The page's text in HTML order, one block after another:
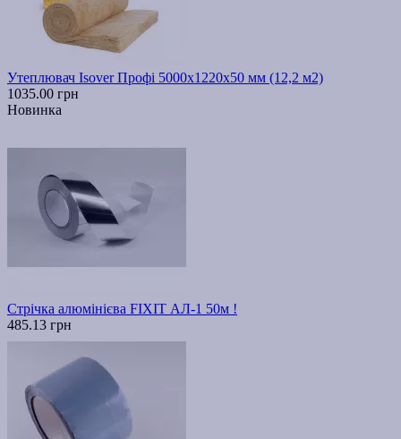
Утеплювач Isover Профі 5000х1220х50 мм (12,2 м2)
1035.00 грн
Новинка
Стрічка алюмінієва FIXIT АЛ-1 50м !
485.13 грн